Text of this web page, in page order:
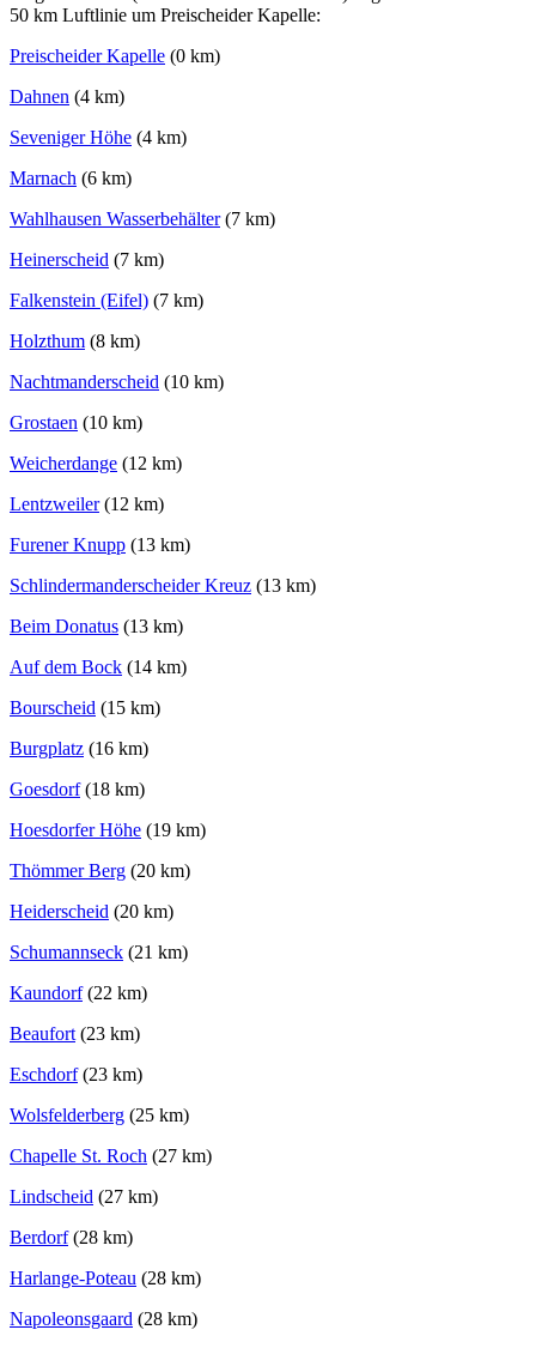
50 km Luftlinie um Preischeider Kapelle:
Preischeider Kapelle (0 km)
Dahnen (4 km)
Seveniger Höhe (4 km)
Marnach (6 km)
Wahlhausen Wasserbehälter(7 km)
Heinerscheid (7 km)
Falkenstein (Eifel) (7 km)
Holzthum (8 km)
Nachtmanderscheid (10 km)
Grostaen (10 km)
Weicherdange (12 km)
Lentzweiler(12 km)
Furener Knupp (13 km)
Schlindermanderscheider Kreuz (13 km)
Beim Donatus (13 km)
Auf dem Bock (14 km)
Bourscheid (15 km)
Burgplatz (16 km)
Goesdorf(18 km)
Hoesdorfer Höhe (19 km)
Thömmer Berg (20 km)
Heiderscheid (20 km)
Schumannseck (21 km)
Kaundorf(22 km)
Beaufort(23 km)
Eschdorf(23 km)
Wolsfelderberg (25 km)
Chapelle St. Roch (27 km)
Lindscheid (27 km)
Berdorf(28 km)
Harlange-Poteau (28 km)
Napoleonsgaard (28 km)